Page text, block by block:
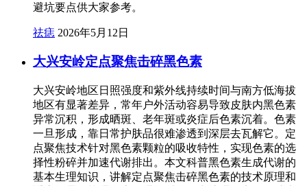
避坑要点供大家参考。
祛痣 2026年5月12日
大兴安岭定点聚焦击碎黑色素
大兴安岭地区日照强度和紫外线持续时间与南方低海拔
地区有显著差异，常年户外活动容易导致皮肤内黑色素
异常沉积，形成晒斑、老年斑或炎症后色素沉着。色素
一旦形成，靠日常护肤品很难渗透到深层去瓦解它。定
点聚焦技术针对黑色素颗粒的吸收特性，实现色素的选
择性粉碎并加速代谢排出。本文科普黑色素生成代谢的
基本生理知识，讲解定点聚焦击碎黑色素的技术原理和